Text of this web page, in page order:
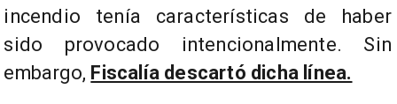
incendio tenía características de haber
sido provocado intencionalmente. Sin
embargo, Fiscalía descartó dicha línea.